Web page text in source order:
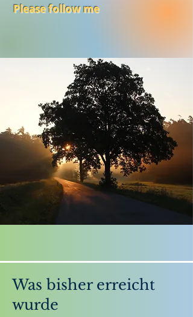
Please follow me
Was bisher erreicht
wurde